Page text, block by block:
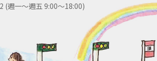
(週一～週五 9:00～18:00)